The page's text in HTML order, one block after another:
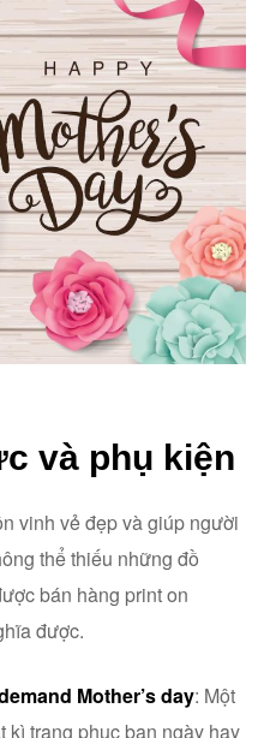
và phụ kiện
vinh vẻ đẹp và giúp người
thể thiếu những đồ
bán hàng print on
được.
Mother’s day: Một
kì trang phục ban ngày hay